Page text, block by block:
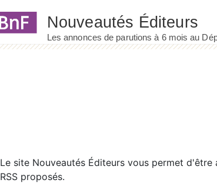
Le site Nouveautés Éditeurs vous permet d'être
RSS proposés.